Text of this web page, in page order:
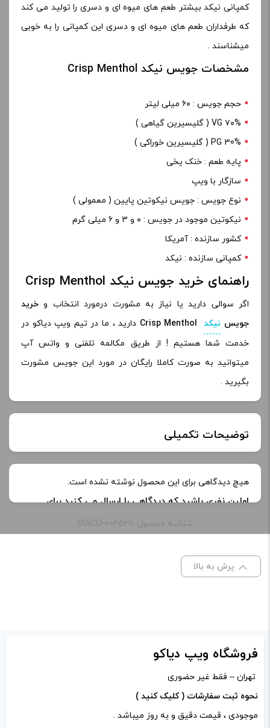
کمپانی نیکد بیشتر طعم های میوه ای و دسری را تولید می کند
که طرفداران طعم های میوه ای و دسری این کمپانی را به خوبی
میشناسند .
مشخصات جویس نیکد Crisp Menthol
حجم جویس : ۶۰ میلی لیتر
۷۰% VG ( گلیسیرین گیاهی )
PG 30% ( گلیسیرین خوراکی )
پایه طعم : خنک یخی
سازگار با ویپ
نوع جویس : جویس نیکوتین پایین ( معمولی )
نیکوتین موجود در جویس : ۰ و ۳ و ۶ میلی گرم
کشور سازنده : آمریکا
کمپانی سازنده : نیکد
راهنمای خرید جویس نیکد Crisp Menthol
اگر سوالی دارید یا نیاز به مشورت درمورد انتخاب و خرید
جویس نیکدCrisp Menthol
دارید ، ما در تیم ویپ دیاکو در
خدمت شما هستیم ! از طریق مکالمه تلفنی و واتس آپ
میتوانید به صورت کاملا رایگان در مورد این جویس مشورت
بگیرید .
توضیحات تکمیلی
نیکوتین: 3 میلی گرم
هیچ دیدگاهی برای این محصول نوشته نشده است.
اولین نفری باشید که دیدگاهی را ارسال می کنید برای
“جویس یخ و نعنا نیکد | Naked Crisp Menthol Ejuice”
علامت‌گذاری شده‌اند
شناسه محصول: DIACO-0025211
پرش به بالا
فروشگاه ویپ دیاکو
تهران – فقط غیر حضوری
نحوه ثبت سفارشات ( کلیک کنید )
موجودی ، قیمت دقیق و به روز میباشد .